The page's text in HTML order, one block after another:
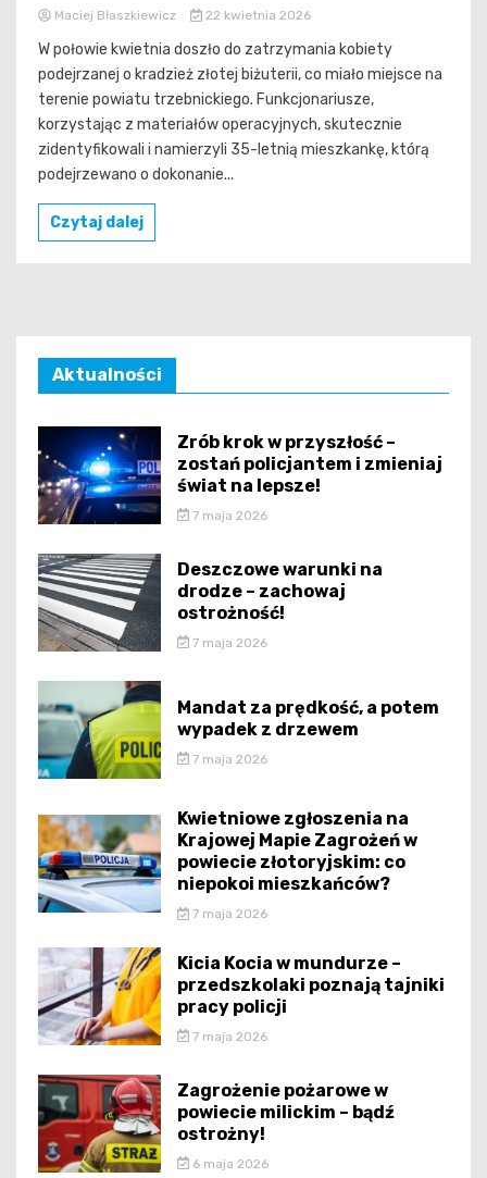
Maciej Błaszkiewicz 22 kwietnia 2026
W połowie kwietnia doszło do zatrzymania kobiety
podejrzanej o kradzież złotej biżuterii, co miało miejsce na
terenie powiatu trzebnickiego. Funkcjonariusze,
korzystając z materiałów operacyjnych, skutecznie
zidentyfikowali i namierzyli 35-letnią mieszkankę, którą
podejrzewano o dokonanie...
Czytaj dalej
Aktualności
Zrób krok w przyszłość –
zostań policjantem i zmieniaj
świat na lepsze!
7 maja 2026
Deszczowe warunki na
drodze – zachowaj
ostrożność!
7 maja 2026
Mandat za prędkość, a potem
wypadek z drzewem
7 maja 2026
Kwietniowe zgłoszenia na
Krajowej Mapie Zagrożeń w
powiecie złotoryjskim: co
niepokoi mieszkańców?
7 maja 2026
Kicia Kocia w mundurze –
przedszkolaki poznają tajniki
pracy policji
7 maja 2026
Zagrożenie pożarowe w
powiecie milickim – bądź
ostrożny!
6 maja 2026